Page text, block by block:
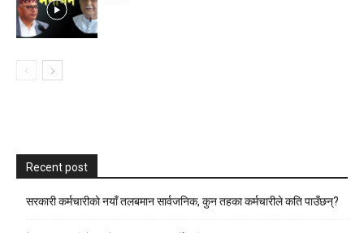
Recent post
सरकारी कर्मचारीकाे नयाँ तलबमान सार्वजनिक, कुन तहका कर्मचारीले कति पाउँछन्?